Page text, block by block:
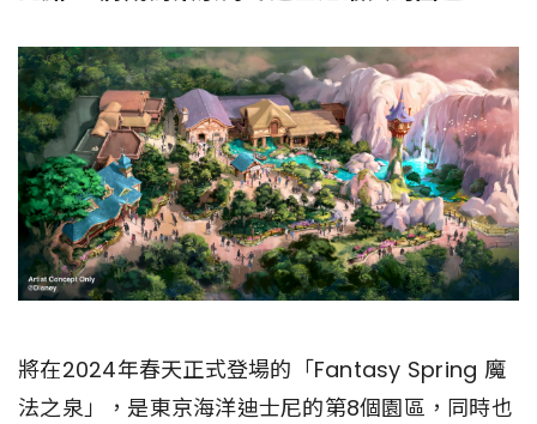
將在2024年春天正式登場的「Fantasy Spring 魔
法之泉」，是東京海洋迪士尼的第8個園區，同時也